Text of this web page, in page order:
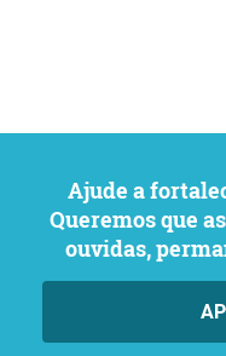
Ajude a fortalecer a participação cívica.
Queremos que
ouvidas,